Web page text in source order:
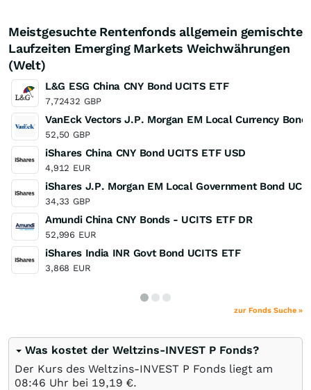
Meistgesuchte Rentenfonds allgemein gemischte
Laufzeiten Emerging Markets Weichwährungen
(Welt)
L&G ESG China CNY Bond UCITS ETF
7,72432 GBP
VanEck Vectors J.P. Morgan EM Local Currency Bond
52,50 GBP
iShares China CNY Bond UCITS ETF USD
4,912 EUR
iShares J.P. Morgan EM Local Government Bond
34,33 GBP
Amundi China CNY Bonds - UCITS ETF DR
52,996 EUR
iShares India INR Govt Bond UCITS ETF
3,868 EUR
zur Fonds Suche »
Was kostet der Weltzins-INVEST P Fonds?
Der Kurs des Weltzins-INVEST P Fonds liegt am
08:46 Uhr bei 19,19 €.